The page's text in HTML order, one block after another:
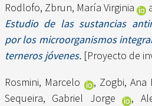
Rodlofo, Zbrun, María Virginia
Estudio de las sustancias
por los microorganismos
terneros jóvenes. [Proyecto de
Rosmini, Marcelo
, Zogbi, Ana
Sequeira, Gabriel Jorge
,